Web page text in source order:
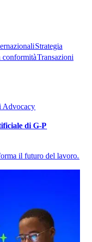
Strategia
conformità​​Transazioni
Advocacy​​
di G-P​​
il futuro del lavoro.​​